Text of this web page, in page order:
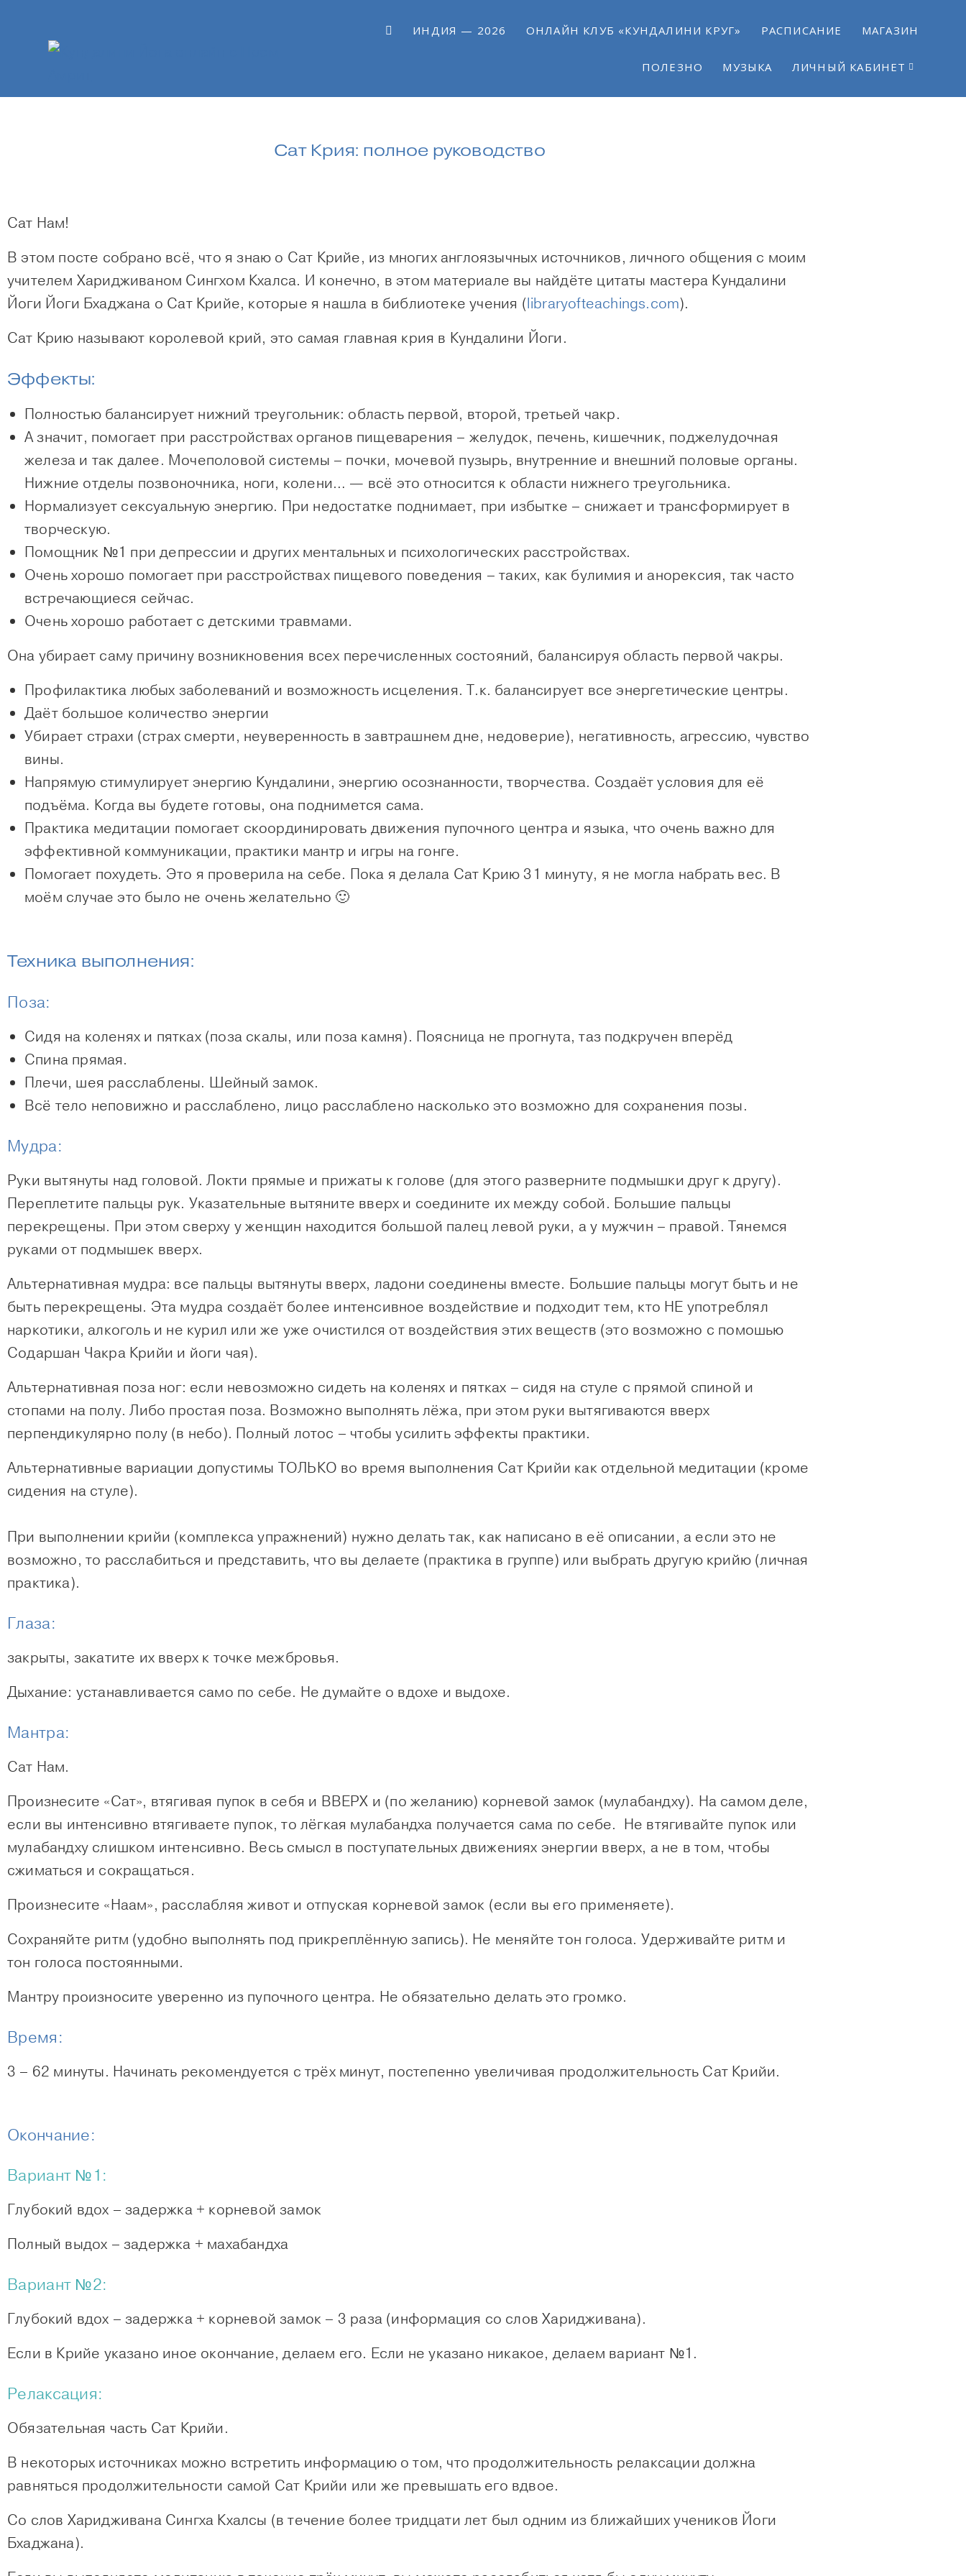
ИНДИЯ — 2026 ОНЛАЙН КЛУБ «КУНДАЛИНИ КРУГ» РАСПИСАНИЕ МАГАЗИН
ПОЛЕЗНО МУЗЫКА ЛИЧНЫЙ КАБИНЕТ
Сат Крия: полное руководство
Сат Нам!
В этом посте собрано всё, что я знаю о Сат Крийе, из многих англоязычных источников, личного общения с моим
учителем Харидживаном Сингхом Кхалса. И конечно, в этом материале вы найдёте цитаты мастера Кундалини
Йоги Йоги Бхаджана о Сат Крийе, которые я нашла в библиотеке учения (libraryofteachings.com).
Сат Крию называют королевой крий, это самая главная крия в Кундалини Йоги.
Эффекты:
Полностью балансирует нижний треугольник: область первой, второй, третьей чакр.
А значит, помогает при расстройствах органов пищеварения – желудок, печень, кишечник, поджелудочная
железа и так далее. Мочеполовой системы – почки, мочевой пузырь, внутренние и внешний половые органы.
Нижние отделы позвоночника, ноги, колени… — всё это относится к области нижнего треугольника.
Нормализует сексуальную энергию. При недостатке поднимает, при избытке – снижает и трансформирует в
творческую.
Помощник №1 при депрессии и других ментальных и психологических расстройствах.
Очень хорошо помогает при расстройствах пищевого поведения – таких, как булимия и анорексия, так часто
встречающиеся сейчас.
Очень хорошо работает с детскими травмами.
Она убирает саму причину возникновения всех перечисленных состояний, балансируя область первой чакры.
Профилактика любых заболеваний и возможность исцеления. Т.к. балансирует все энергетические центры.
Даёт большое количество энергии
Убирает страхи (страх смерти, неуверенность в завтрашнем дне, недоверие), негативность, агрессию, чувство
вины.
Напрямую стимулирует энергию Кундалини, энергию осознанности, творчества. Создаёт условия для её
подъёма. Когда вы будете готовы, она поднимется сама.
Практика медитации помогает скоординировать движения пупочного центра и языка, что очень важно для
эффективной коммуникации, практики мантр и игры на гонге.
Помогает похудеть. Это я проверила на себе. Пока я делала Сат Крию 31 минуту, я не могла набрать вес. В
моём случае это было не очень желательно 🙂
Техника выполнения:
Поза:
Сидя на коленях и пятках (поза скалы, или поза камня). Поясница не прогнута, таз подкручен вперёд
Спина прямая.
Плечи, шея расслаблены. Шейный замок.
Всё тело неповижно и расслаблено, лицо расслаблено насколько это возможно для сохранения позы.
Мудра:
Руки вытянуты над головой. Локти прямые и прижаты к голове (для этого разверните подмышки друг к другу).
Переплетите пальцы рук. Указательные вытяните вверх и соедините их между собой. Большие пальцы
перекрещены. При этом сверху у женщин находится большой палец левой руки, а у мужчин – правой. Тянемся
руками от подмышек вверх.
Альтернативная мудра: все пальцы вытянуты вверх, ладони соединены вместе. Большие пальцы могут быть и не
быть перекрещены. Эта мудра создаёт более интенсивное воздействие и подходит тем, кто НЕ употреблял
наркотики, алкоголь и не курил или же уже очистился от воздействия этих веществ (это возможно с помошью
Содаршан Чакра Крийи и йоги чая).
Альтернативная поза ног: если невозможно сидеть на коленях и пятках – сидя на стуле с прямой спиной и
стопами на полу. Либо простая поза. Возможно выполнять лёжа, при этом руки вытягиваются вверх
перпендикулярно полу (в небо). Полный лотос – чтобы усилить эффекты практики.
Альтернативные вариации допустимы ТОЛЬКО во время выполнения Сат Крийи как отдельной медитации (кроме
сидения на стуле).
При выполнении крийи (комплекса упражнений) нужно делать так, как написано в её описании, а если это не
возможно, то расслабиться и представить, что вы делаете (практика в группе) или выбрать другую крийю (личная
практика).
Глаза:
закрыты, закатите их вверх к точке межбровья.
Дыхание: устанавливается само по себе. Не думайте о вдохе и выдохе.
Мантра:
Сат Нам.
Произнесите «Сат», втягивая пупок в себя и ВВЕРХ и (по желанию) корневой замок (мулабандху). На самом деле,
если вы интенсивно втягиваете пупок, то лёгкая мулабандха получается сама по себе. Не втягивайте пупок или
мулабандху слишком интенсивно. Весь смысл в поступательных движениях энергии вверх, а не в том, чтобы
сжиматься и сокращаться.
Произнесите «Наам», расслабляя живот и отпуская корневой замок (если вы его применяете).
Сохраняйте ритм (удобно выполнять под прикреплённую запись). Не меняйте тон голоса. Удерживайте ритм и
тон голоса постоянными.
Мантру произносите уверенно из пупочного центра. Не обязательно делать это громко.
Время:
3 – 62 минуты. Начинать рекомендуется с трёх минут, постепенно увеличивая продолжительность Сат Крийи.
Окончание:
Вариант №1:
Глубокий вдох – задержка + корневой замок
Полный выдох – задержка + махабандха
Вариант №2:
Глубокий вдох – задержка + корневой замок – 3 раза (информация со слов Харидживана).
Если в Крийе указано иное окончание, делаем его. Если не указано никакое, делаем вариант №1.
Релаксация:
Обязательная часть Сат Крийи.
В некоторых источниках можно встретить информацию о том, что продолжительность релаксации должна
равняться продолжительности самой Сат Крийи или же превышать его вдвое.
Со слов Харидживана Сингха Кхалсы (в течение более тридцати лет был одним из ближайших учеников Йоги
Бхаджана).